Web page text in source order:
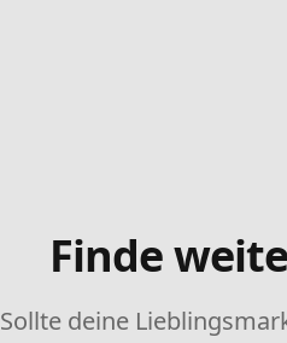
Finde
Sollte deine